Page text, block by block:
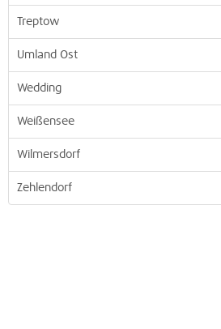
Treptow
Umland Ost
Wedding
Weißensee
Wilmersdorf
Zehlendorf